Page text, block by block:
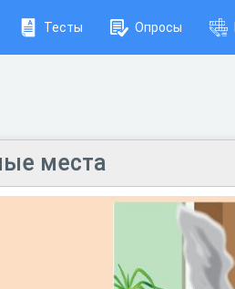
Тесты Опросы
места